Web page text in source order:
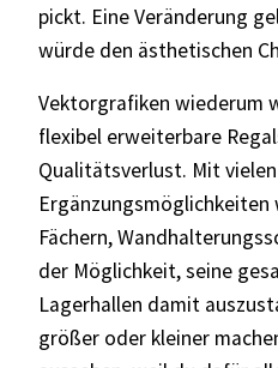
pickt. Eine Veränderung
würde den ästhetischen
Vektorgrafiken wiederum
flexibel erweiterbare
Qualitätsverlust. Mit vielen
Ergänzungsmöglichkeiten
Fächern,
der Möglichkeit, seine
Lagerhallen damit
größer oder kleiner